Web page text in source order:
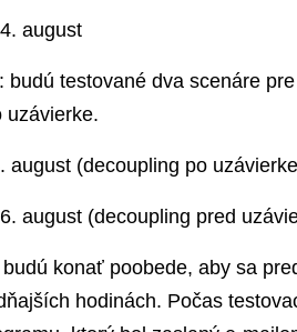
august
budú testované dva scenáre
uzávierke.
august (decoupling po
august (decoupling pred
budú konať poobede, aby sa
hodinách. Počas